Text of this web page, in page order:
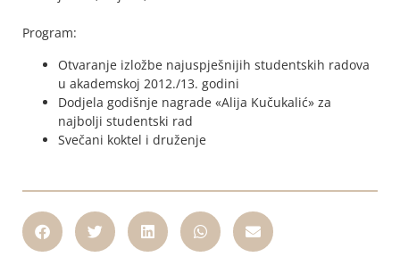
Program:
Otvaranje izložbe najuspješnijih studentskih radova
u akademskoj 2012./13. godini
Dodjela godišnje nagrade «Alija Kučukalić» za
najbolji studentski rad
Svečani koktel i druženje